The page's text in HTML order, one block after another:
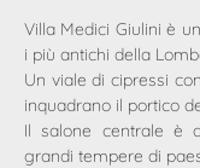
Villa Medici Giulini è
i più antichi della
Un viale di cipressi
inquadrano il portico
Il salone centrale è
grandi tempere di